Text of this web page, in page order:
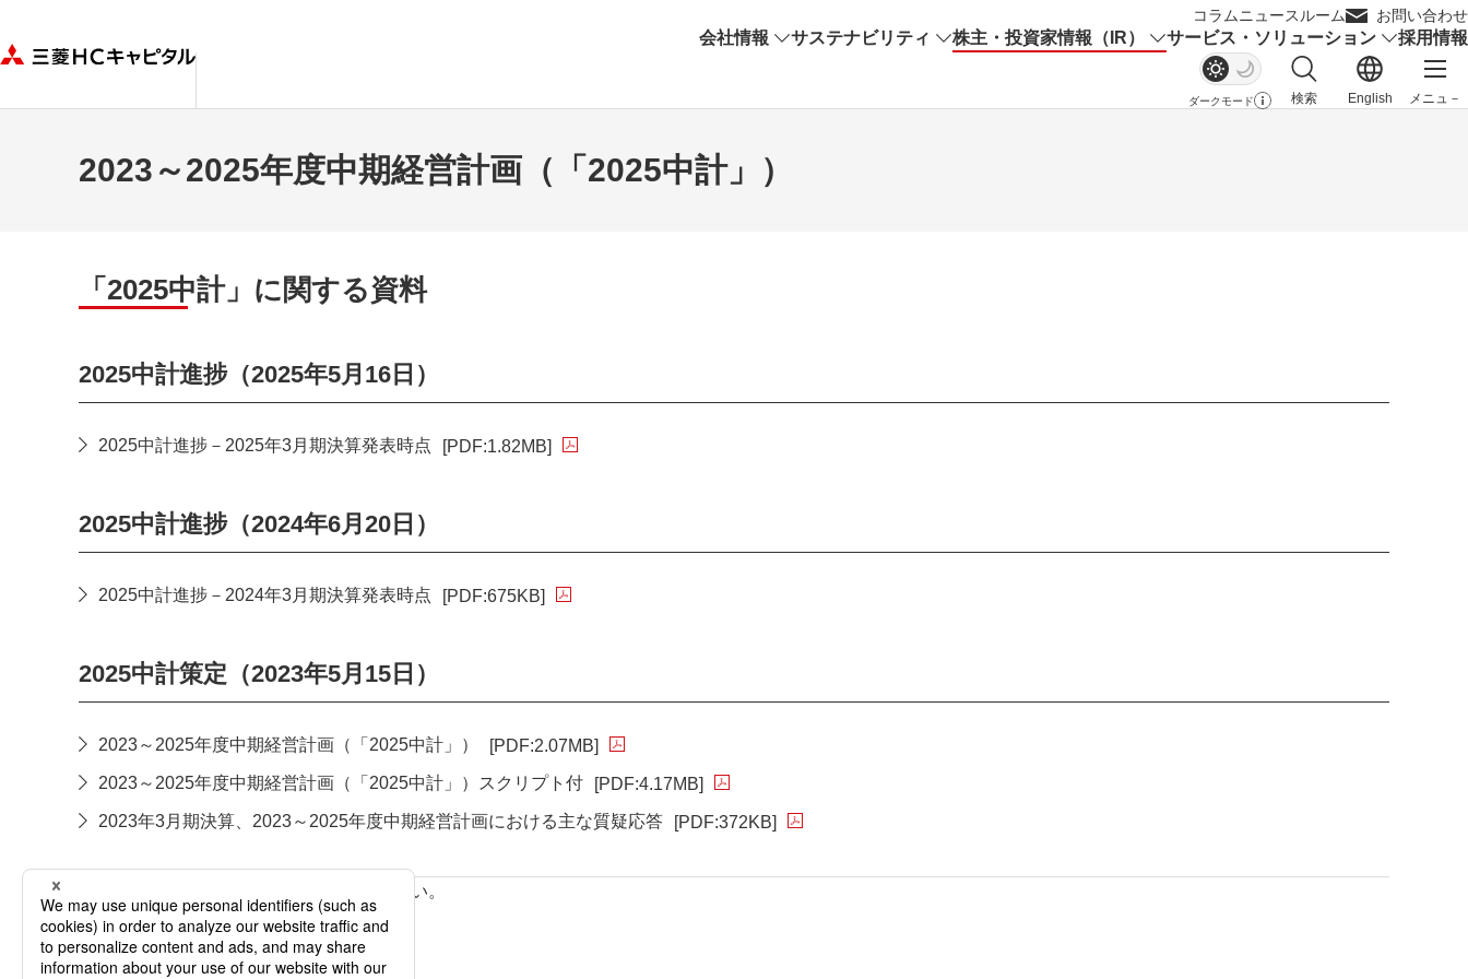
コラムニュースルーム お問い合わせ
会社情報 サステナビリティ 株主・投資家情報（IR） サービス・ソリューション 採用情報
ダークモード
検索
サイト内検索を開く
English
メニュ－
メイ
2023～2025年度中期経営計画（「2025中計」）
「2025中計」に関する資料
2025中計進捗（2025年5月16日）
2025中計進捗－2025年3月期決算発表時点
[PDF:1.82MB]
2025中計進捗（2024年6月20日）
2025中計進捗－2024年3月期決算発表時点
[PDF:675KB]
2025中計策定（2023年5月15日）
2023～2025年度中期経営計画（「2025中計」）
[PDF:2.07MB]
PDFファイルが新規ウィンドウで開きます
2023～2025年度中期経営計画（「2025中計」）スクリプト付
[PDF:4.17MB]
PDFファイルが新規ウィンドウで開きます
2023年3月期決算、2023～2025年度中期経営計画における主な質疑応答
[PDF:372KB]
決算に関する資料は以下よりご確認ください。
IRライブラリ